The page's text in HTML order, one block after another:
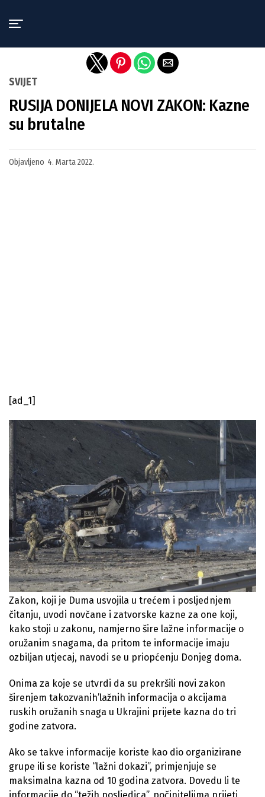
SVIJET
RUSIJA DONIJELA NOVI ZAKON: Kazne
su brutalne
Objavljeno 4. Marta 2022.
[ad_1]
Zakon, koji je Duma usvojila u trećem i posljednjem
čitanju, uvodi novčane i zatvorske kazne za one koji,
kako stoji u zakonu, namjerno šire lažne informacije o
oružanim snagama, da pritom te informacije imaju
ozbiljan utjecaj, navodi se u priopćenju Donjeg doma.
Onima za koje se utvrdi da su prekršili novi zakon
širenjem takozvanih’lažnih informacija o akcijama
ruskih oružanih snaga u Ukrajini prijete kazna do tri
godine zatvora.
Ako se takve informacije koriste kao dio organizirane
grupe ili se koriste “lažni dokazi”, primjenjuje se
maksimalna kazna od 10 godina zatvora. Dovedu li te